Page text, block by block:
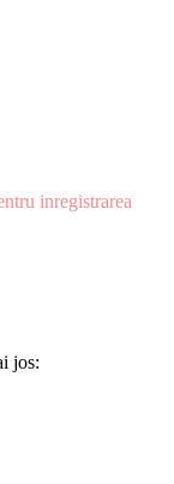
inregistrarea
jos: